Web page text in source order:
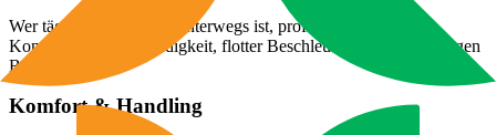
Wer täglich in der Stadt unterwegs ist, profitiert von der
Kombination aus Wendigkeit, flotter Beschleunigung und niedrigen
Betriebskosten.
Komfort & Handling